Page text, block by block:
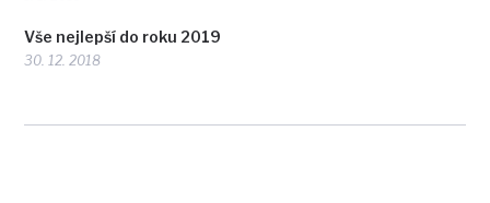
Vše nejlepší do roku 2019
30. 12. 2018